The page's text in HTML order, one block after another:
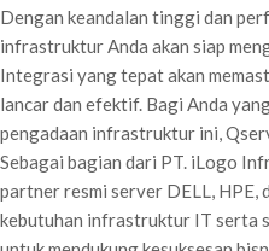
Dengan keandalan tinggi dan
infrastruktur Anda akan siap
Integrasi yang tepat akan
lancar dan efektif. Bagi Anda
pengadaan infrastruktur ini,
Sebagai bagian dari PT. iLogo
partner resmi server DELL, HPE,
kebutuhan infrastruktur IT serta